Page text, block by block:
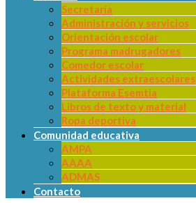
Secretaría
Administración y servicios
Orientación escolar
Programa madrugadores
Comedor escolar
Actividades extraescolares
Plataforma Esemtia
Libros de texto y material
Ropa deportiva
Comunidad educativa
AMPA
AAAA
ADMAS
Contacto